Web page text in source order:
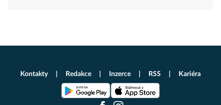
Kontakty Redakce Inzerce RSS Kariéra